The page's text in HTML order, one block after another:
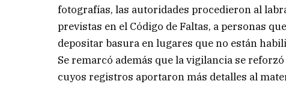
fotografías, las autoridades procedieron al
previstas en el Código de Faltas, a personas
depositar basura en lugares que no están
Se remarcó además que la vigilancia se
cuyos registros aportaron más detalles al